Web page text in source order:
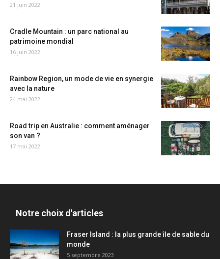
21 juin 2022
Cradle Mountain : un parc national au
patrimoine mondial
16 juin 2022
Rainbow Region, un mode de vie en synergie
avec la nature
24 mai 2022
Road trip en Australie : comment aménager
son van ?
17 mai 2022
Notre choix d'articles
Fraser Island : la plus grande île de sable du
monde
5 septembre 2023